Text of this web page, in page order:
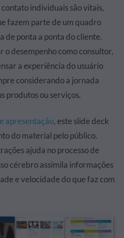
individuais são vitais,
fazem parte de um quadro
de ponta a ponta do cliente.
o desempenho como consultor,
a experiência do usuário
considerando a jornada
produtos ou serviços.
apresentação, este slide deck
do material pelo público.
ajuda no processo de
cérebro assimila informações
e velocidade do que faz com